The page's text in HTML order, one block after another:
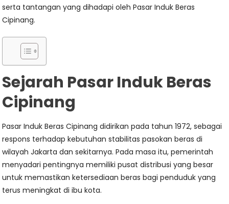
serta tantangan yang dihadapi oleh Pasar Induk Beras
Cipinang.
Sejarah Pasar Induk Beras
Cipinang
Pasar Induk Beras Cipinang didirikan pada tahun 1972, sebagai
respons terhadap kebutuhan stabilitas pasokan beras di
wilayah Jakarta dan sekitarnya. Pada masa itu, pemerintah
menyadari pentingnya memiliki pusat distribusi yang besar
untuk memastikan ketersediaan beras bagi penduduk yang
terus meningkat di ibu kota.